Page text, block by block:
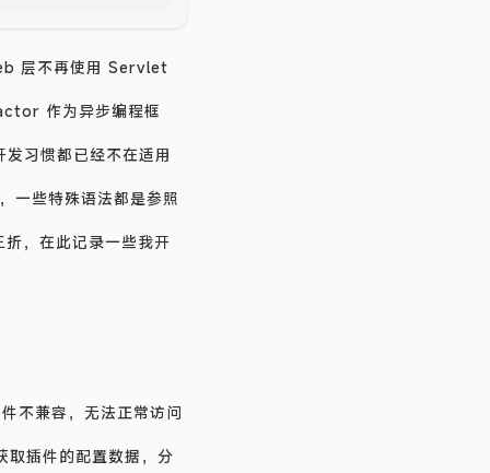
层不再使用 Servlet
作为异步编程框
习惯都已经不在适用
一些特殊语法都是参照
，在此记录一些我开
不兼容，无法正常访问
插件的配置数据，分